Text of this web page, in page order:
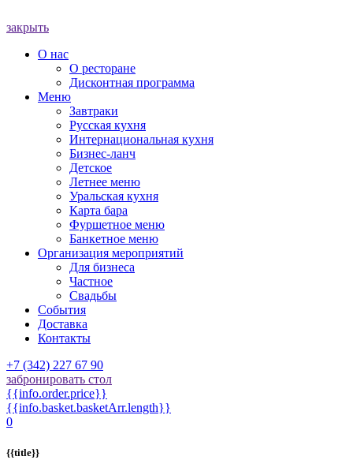
закрыть
О нас
О ресторане
Дисконтная программа
Меню
Завтраки
Русская кухня
Интернациональная кухня
Бизнес-ланч
Детское
Летнее меню
Уральская кухня
Карта бара
Фуршетное меню
Банкетное меню
Организация мероприятий
Для бизнеса
Частное
Свадьбы
События
Доставка
Контакты
+7 (342) 227 67 90
забронировать стол
{{info.order.price}}
{{info.basket.basketArr.length}}
0
{{title}}